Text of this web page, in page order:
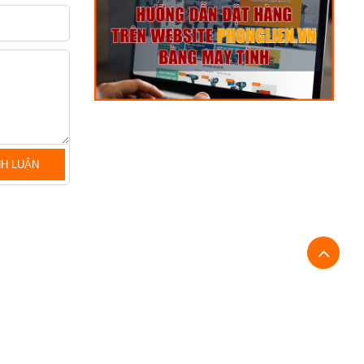
LUẬN